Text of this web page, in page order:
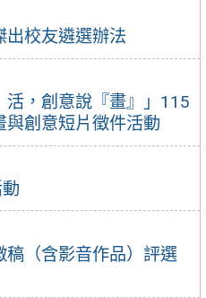
出校友遴選辦法
，創意說『畫』」115
與創意短片徵件活動
（含影音作品）評選